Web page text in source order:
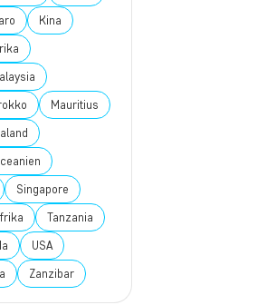
Kina
Mauritius
Singapore
Tanzania
USA
Zanzibar